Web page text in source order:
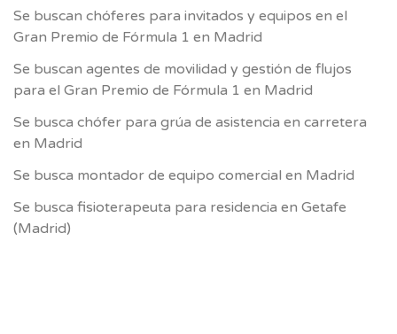
Se buscan chóferes para invitados y equipos en el
Gran Premio de Fórmula 1 en Madrid
Se buscan agentes de movilidad y gestión de flujos
para el Gran Premio de Fórmula 1 en Madrid
Se busca chófer para grúa de asistencia en carretera
en Madrid
Se busca montador de equipo comercial en Madrid
Se busca fisioterapeuta para residencia en Getafe
(Madrid)